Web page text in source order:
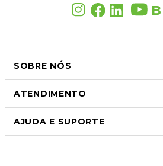
SOBRE NÓS
ATENDIMENTO
AJUDA E SUPORTE